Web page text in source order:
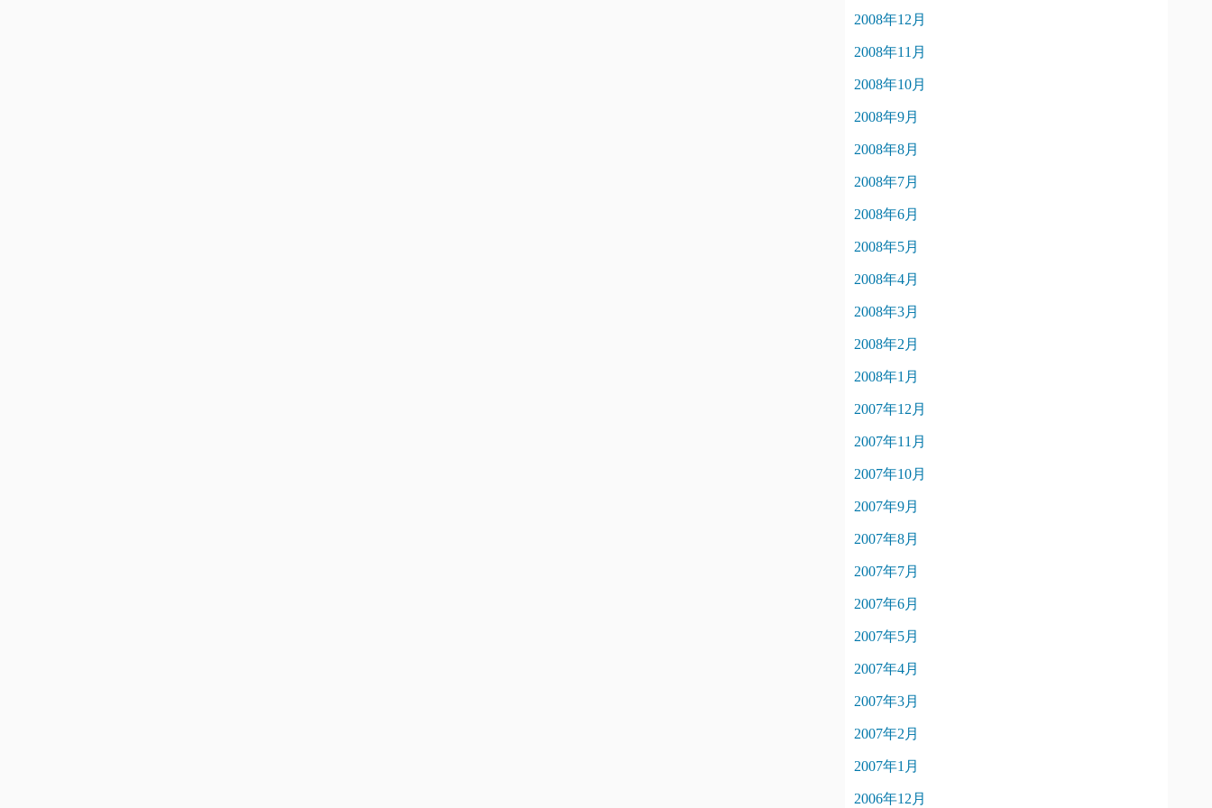
2008年12月
2008年11月
2008年10月
2008年9月
2008年8月
2008年7月
2008年6月
2008年5月
2008年4月
2008年3月
2008年2月
2008年1月
2007年12月
2007年11月
2007年10月
2007年9月
2007年8月
2007年7月
2007年6月
2007年5月
2007年4月
2007年3月
2007年2月
2007年1月
2006年12月